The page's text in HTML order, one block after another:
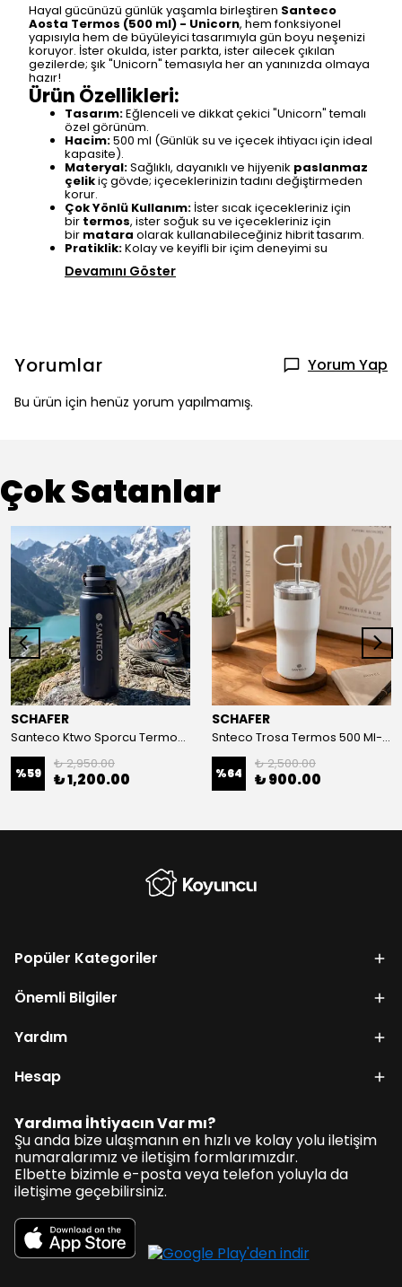
Hayal gücünüzü günlük yaşamla birleştiren Santeco
Aosta Termos (500 ml) - Unicorn, hem fonksiyonel
yapısıyla hem de büyüleyici tasarımıyla gün boyu neşenizi
koruyor. İster okulda, ister parkta, ister ailecek çıkılan
gezilerde; şık "Unicorn" temasıyla her an yanınızda olmaya
hazır!
Ürün Özellikleri:
Tasarım:Eğlenceli ve dikkat çekici "Unicorn" temalı
özel görünüm.
Hacim:500 ml (Günlük su ve içecek ihtiyacı için ideal
kapasite).
Materyal:Sağlıklı, dayanıklı ve hijyenik paslanmaz
çelikiç gövde; içeceklerinizin tadını değiştirmeden
korur.
Çok Yönlü Kullanım: İster sıcak içecekleriniz için
bir termos, ister soğuk su ve içecekleriniz için
bir matara olarak kullanabileceğiniz hibrit tasarım.
Pratiklik:Kolay ve keyifli bir içim deneyimi su
Devamını Göster
Yorumlar Yorum Yap
Bu ürün için henüz yorum yapılmamış.
Çok Satanlar
SCHAFER
Santeco Ktwo Sporcu Termosu 710 Ml-Lacivert
%59
₺ 2,950.00
₺ 1,200.00
SCHAFER
Snteco Trosa Termos 500 Ml-Beyaz
%64
₺ 2,500.00
₺ 900.00
Popüler Kategoriler
Önemli Bilgiler
Yardım
Hesap
Yardıma İhtiyacın Var mı?
Şu anda bize ulaşmanın en hızlı ve kolay yolu iletişim
numaralarımız ve iletişim formlarımızdır.
Elbette bizimle e-posta veya telefon yoluyla da
iletişime geçebilirsiniz.